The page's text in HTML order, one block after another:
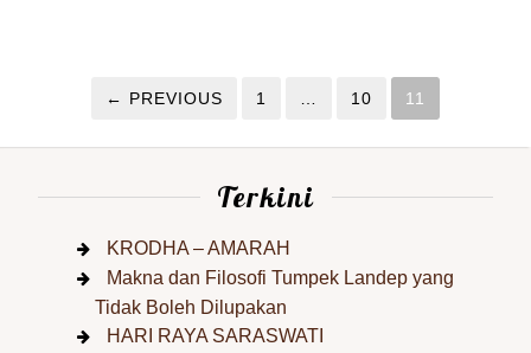
← PREVIOUS 1 10 11
Terkini
KRODHA – AMARAH
Makna dan Filosofi Tumpek Landep yang
Tidak Boleh Dilupakan
HARI RAYA SARASWATI